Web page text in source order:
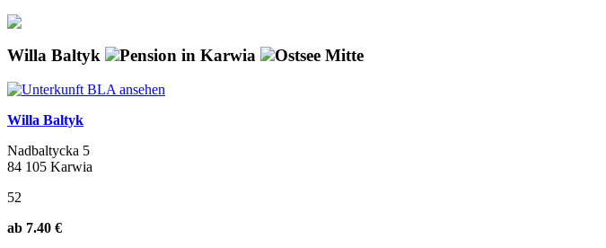
Willa Baltyk Pension in Karwia Ostsee Mitte
Willa Baltyk
Nadbaltycka 5
84 105 Karwia
52
ab 7.40 €